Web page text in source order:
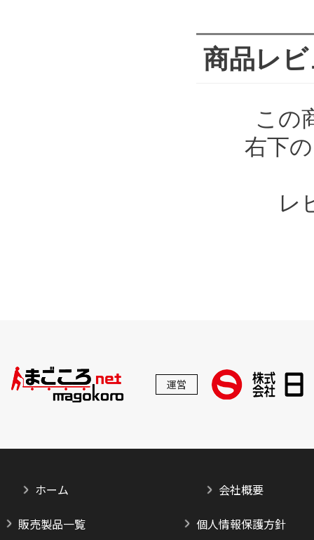
商品レ
この
右下
レ
運営
ホーム
販売製品一覧
会社概要
個人情報保護方針